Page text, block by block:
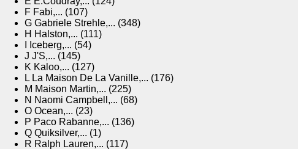
F Fabi,... (107)
G Gabriele Strehle,... (348)
H Halston,... (111)
Iceberg,... (54)
J J'S,... (145)
K Kaloo,... (127)
L La Maison De La Vanille,... (176)
M Maison Martin,... (225)
N Naomi Campbell,... (68)
O Ocean,... (23)
P Paco Rabanne,... (136)
Q Quiksilver,... (1)
R Ralph Lauren,... (117)